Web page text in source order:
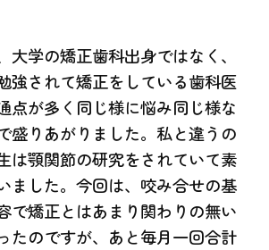
学の矯正歯科出身ではなく、
強されて矯正をしている歯科医
点が多く同じ様に悩み同じ様な
盛りあがりました。私と違うの
は顎関節の研究をされていて素
ました。今回は、咬み合せの基
で矯正とはあまり関わりの無い
たのですが、あと毎月一回合計